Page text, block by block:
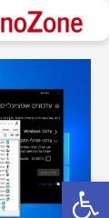
פתח סרגל נגישות